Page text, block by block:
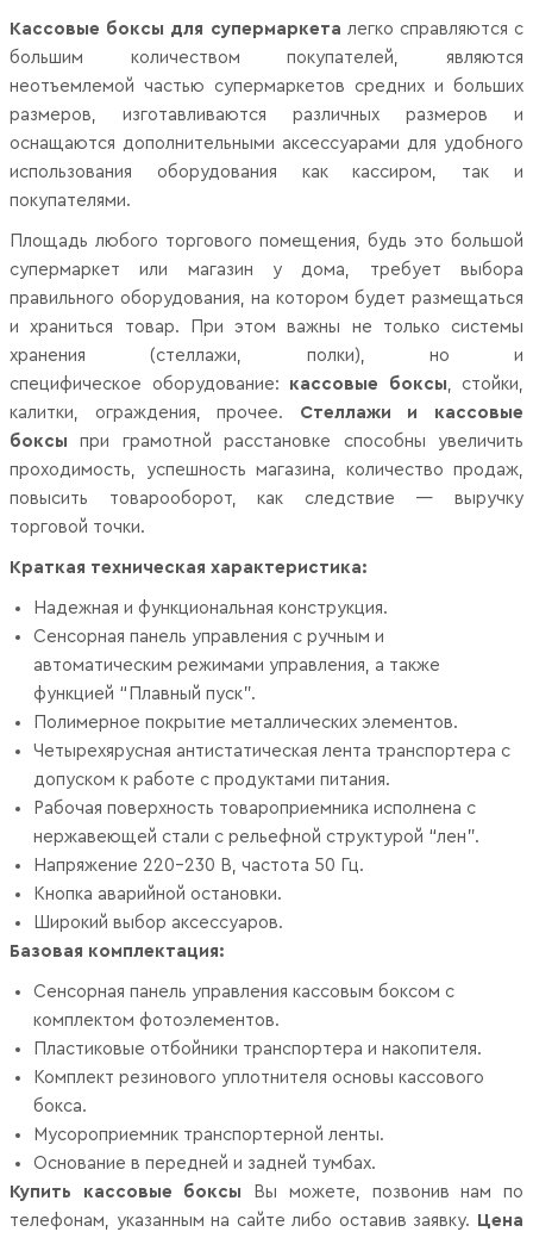
Кассовые боксы для супермаркета легко справляются с
большим количеством покупателей, являются
неотъемлемой частью супермаркетов средних и больших
размеров, изготавливаются различных размеров и
оснащаются дополнительными аксессуарами для удобного
использования оборудования как кассиром, так и
покупателями.
Площадь любого торгового помещения, будь это большой
супермаркет или магазин у дома, требует выбора
правильного оборудования, на котором будет размещаться
и храниться товар. При этом важны не только системы
хранения (стеллажи, полки), но и
специфическое оборудование: кассовые боксы , стойки,
калитки, ограждения, прочее. Стеллажи и кассовые
боксы при грамотной расстановке способны увеличить
проходимость, успешность магазина, количество продаж,
повысить товарооборот, как следствие — выручку
торговой точки.
Краткая техническая характеристика:
Надежная и функциональная конструкция.
Сенсорная панель управления с ручным и
автоматическим режимами управления, а также
функцией “Плавный пуск”.
Полимерное покрытие металлических элементов.
Четырехярусная антистатическая лента транспортера с
допуском к работе с продуктами питания.
Рабочая поверхность товароприемника исполнена с
нержавеющей стали с рельефной структурой “лен”.
Напряжение 220-230 В, частота 50 Гц.
Кнопка аварийной остановки.
Широкий выбор аксессуаров.
Базовая комплектация:
Сенсорная панель управления кассовым боксом с
комплектом фотоэлементов.
Пластиковые отбойники транспортера и накопителя.
Комплект резинового уплотнителя основы кассового
бокса.
Мусороприемник транспортерной ленты.
Основание в передней и задней тумбах.
Купить кассовые боксы Вы можете, позвонив нам по
телефонам, указанным на сайте либо оставив заявку.
Цена